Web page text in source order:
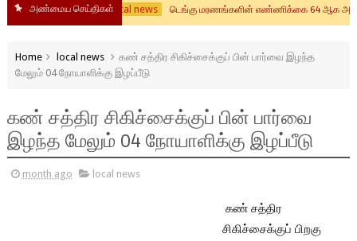
அண்மைய செய்திகள்
local news டெங்கு மரணங்களின் எண்ணிக்கை 64 ஆக அதிகரிப்பு
Home local news
கண் சத்திர சிகிச்சைக்குப் பின் பார்வை இழந்த
மேலும் 04 நோயாளிக்கு இழப்பீடு
கண் சத்திர சிகிச்சைக்குப் பின் பார்வை
இழந்த மேலும் 04 நோயாளிக்கு இழப்பீடு
month ago local news
கண் சத்திர
சிகிச்சைக்குப் பிறகு